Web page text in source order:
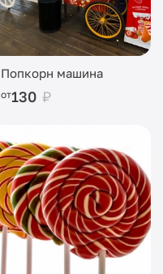
Попкорн машина
от130 ₽